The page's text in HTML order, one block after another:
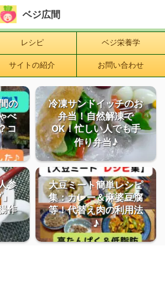
ベジ広間
レシピ ベジ栄養学
サイトの紹介 お問い合わせ
の
べ
コ
冷凍サンドイッチのお
弁当！自然解凍で
OK！忙しい人でも手
作り弁当♪
参
作
大豆ミート簡単レシピ
集：カレー＆麻婆豆腐
等！代替え肉の利用法
♪